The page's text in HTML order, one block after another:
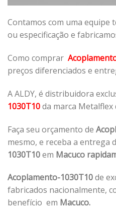
Contamos com uma equipe
ou especificação e
Como comprar
preços diferenciados e
A ALDY, é distribuidora
1030T10da marca Metalflex
Faça seu orçamento de
mesmo, e receba a entrega
1030T10em Macuco
Acoplamento-1030T10de
fabricados nacionalmente,
benefício em Macuco.